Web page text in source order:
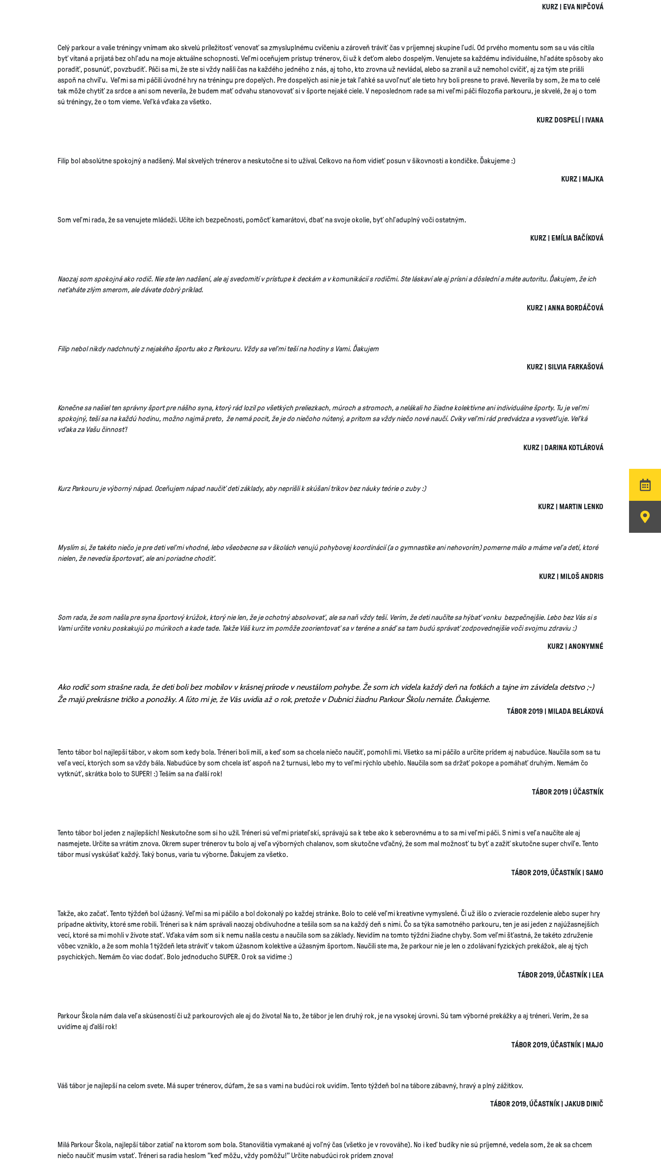
KURZ | EVA NIPČOVÁ
Celý parkour a vaše tréningy vnímam ako skvelú príležitosť venovať sa zmysluplnému cvičeniu a zároveň tráviť čas v príjemnej skupine ľudí. Od prvého momentu som sa u vás cítila
byť vítaná a prijatá bez ohľadu na moje aktuálne schopnosti. Veľmi oceňujem prístup trénerov, či už k deťom alebo dospelým. Venujete sa každému individuálne, hľadáte spôsoby ako
poradiť, posunúť, povzbudiť. Páči sa mi, že ste si vždy našli čas na každého jedného z nás, aj toho, kto zrovna už nevládal, alebo sa zranil a už nemohol cvičiť, aj za tým ste prišli
aspoň na chvíľu. Veľmi sa mi páčili úvodné hry na tréningu pre dopelých. Pre dospelých asi nie je tak ľahké sa uvoľnuť ale tieto hry boli presne to pravé. Neverila by som, že ma to celé
tak môže chytiť za srdce a ani som neverila, že budem mať odvahu stanovovať si v športe nejaké ciele. V neposlednom rade sa mi veľmi páči filozofia parkouru, je skvelé, že aj o tom
sú tréningy, že o tom vieme. Veľká vďaka za všetko.
KURZ DOSPELÍ | IVANA
Filip bol absolútne spokojný a nadšený. Mal skvelých trénerov a neskutočne si to užíval. Celkovo na ňom vidieť posun v šikovnosti a kondičke. Ďakujeme :)
KURZ | MAJKA
Som veľmi rada, že sa venujete mládeži. Učíte ich bezpečnosti, pomôcť kamarátovi, dbať na svoje okolie, byť ohľaduplný voči ostatným.
KURZ | EMÍLIA BAČÍKOVÁ
Naozaj som spokojná ako rodič. Nie ste len nadšení, ale aj svedomití v prístupe k deckám a v komunikácií s rodičmi. Ste láskaví ale aj prísni a dôslední a máte autoritu. Ďakujem, že ich
neťaháte zlým smerom, ale dávate dobrý príklad.
KURZ | ANNA BORDÁČOVÁ
Filip nebol nikdy nadchnutý z nejakého športu ako z Parkouru. Vždy sa veľmi teší na hodiny s Vami. Ďakujem
KURZ | SILVIA FARKAŠOVÁ
Konečne sa našiel ten správny šport pre nášho syna, ktorý rád lozil po všetkých preliezkach, múroch a stromoch, a nelákali ho žiadne kolektívne ani individuálne športy. Tu je veľmi
spokojný, teší sa na každú hodinu, možno najmä preto, že nemá pocit, že je do niečoho nútený, a pritom sa vždy niečo nové naučí. Cviky veľmi rád predvádza a vysvetľuje. Veľká
vďaka za Vašu činnosť!
KURZ | DARINA KOTLÁROVÁ
Kurz Parkouru je výborný nápad. Oceňujem nápad naučiť deti základy, aby neprišli k skúšaní trikov bez náuky teórie o zuby :)
KURZ | MARTIN LENKO
Myslím si, že takéto niečo je pre deti veľmi vhodné, lebo všeobecne sa v školách venujú pohybovej koordinácií (a o gymnastike ani nehovorím) pomerne málo a máme veľa detí, ktoré
nielen, že nevedia športovať, ale ani poriadne chodiť.
KURZ | MILOŠ ANDRIS
Som rada, že som našla pre syna športový krúžok, ktorý nie len, že je ochotný absolvovať, ale sa naň vždy teší. Verím, že deti naučíte sa hýbať vonku bezpečnejšie. Lebo bez Vás si s
Vami určite vonku poskakujú po múrikoch a kade tade. Takže Váš kurz im pomôže zoorientovať sa v teréne a snáď sa tam budú správať zodpovednejšie voči svojmu zdraviu :)
KURZ | ANONYMNÉ
Ako rodič som strašne rada, že deti boli bez mobilov v krásnej prírode v neustálom pohybe. Že som ich videla každý deň na fotkách a tajne im závidela detstvo ;-)
Že majú prekrásne tričko a ponožky. A ľúto mi je, že Vás uvidia až o rok, pretože v Dubnici žiadnu Parkour Školu nemáte. Ďakujeme.
TÁBOR 2019 | MILADA BELÁKOVÁ
Tento tábor bol najlepší tábor, v akom som kedy bola. Tréneri boli milí, a keď som sa chcela niečo naučiť, pomohli mi. Všetko sa mi páčilo a určite prídem aj nabudúce. Naučila som sa tu
veľa vecí, ktorých som sa vždy bála. Nabudúce by som chcela ísť aspoň na 2 turnusi, lebo my to veľmi rýchlo ubehlo. Naučila som sa držať pokope a pomáhať druhým. Nemám čo
vytknúť, skrátka bolo to SUPER! :) Teším sa na ďalší rok!
TÁBOR 2019 | ÚČASTNÍK
Tento tábor bol jeden z najlepších! Neskutočne som si ho užil. Tréneri sú veľmi priateľskí, správajú sa k tebe ako k seberovnému a to sa mi veľmi páči. S nimi s veľa naučíte ale aj
nasmejete. Určite sa vrátim znova. Okrem super trénerov tu bolo aj veľa výborných chalanov, som skutočne vďačný, že som mal možnosť tu byť a zažiť skutočne super chvíľe. Tento
tábor musí vyskúšať každý. Taký bonus, varia tu výborne. Ďakujem za všetko.
TÁBOR 2019, ÚČASTNÍK | SAMO
Takže, ako začať. Tento týždeň bol úžasný. Veľmi sa mi páčilo a bol dokonalý po každej stránke. Bolo to celé veľmi kreatívne vymyslené. Či už išlo o zvieracie rozdelenie alebo super hry
prípadne aktivity, ktoré sme robili. Tréneri sa k nám správali naozaj obdivuhodne a tešila som sa na každý deň s nimi. Čo sa týka samotného parkouru, ten je asi jeden z najúžasnejších
vecí, ktoré sa mi mohli v živote stať. Vďaka vám som si k nemu našla cestu a naučila som sa základy. Nevidím na tomto týždni žiadne chyby. Som veľmi šťastná, že takéto združenie
vôbec vzniklo, a že som mohla 1 týždeň leta stráviť v takom úžasnom kolektíve a úžasným športom. Naučili ste ma, že parkour nie je len o zdolávaní fyzických prekážok, ale aj tých
psychických. Nemám čo viac dodať. Bolo jednoducho SUPER. O rok sa vidíme :)
TÁBOR 2019, ÚČASTNÍK | LEA
Parkour Škola nám dala veľa skúseností či už parkourových ale aj do života! Na to, že tábor je len druhý rok, je na vysokej úrovni. Sú tam výborné prekážky a aj tréneri. Verím, že sa
uvidíme aj ďalší rok!
TÁBOR 2019, ÚČASTNÍK | MAJO
Váš tábor je najlepší na celom svete. Má super trénerov, dúfam, že sa s vami na budúci rok uvidím. Tento týždeň bol na tábore zábavný, hravý a plný zážitkov.
TÁBOR 2019, ÚČASTNÍK | JAKUB DINIČ
Milá Parkour Škola, najlepší tábor zatiaľ na ktorom som bola. Stanovištia vymakané aj voľný čas (všetko je v rovováhe). No i keď budíky nie sú príjemné, vedela som, že ak sa chcem
niečo naučiť musím vstať. Tréneri sa radia heslom "keď môžu, vždy pomôžu!" Určite nabudúci rok prídem znova!